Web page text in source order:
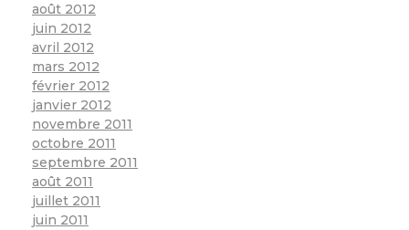
août 2012
juin 2012
avril 2012
mars 2012
février 2012
janvier 2012
novembre 2011
octobre 2011
septembre 2011
août 2011
juillet 2011
juin 2011